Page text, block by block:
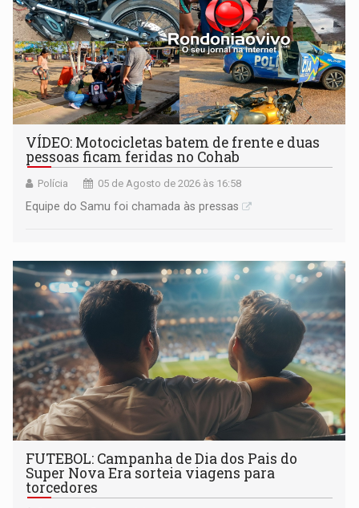
VÍDEO: Motocicletas batem de frente e duas
pessoas ficam feridas no Cohab
Polícia 05 de Agosto de 2026 às 16:58
Equipe do Samu foi chamada às pressas
FUTEBOL: Campanha de Dia dos Pais do
Super Nova Era sorteia viagens para
torcedores